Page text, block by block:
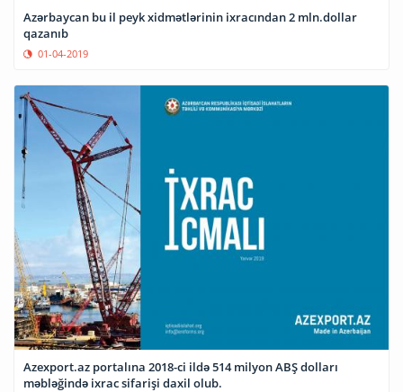
Azərbaycan bu il peyk xidmətlərinin ixracından 2 mln.dollar
qazanıb
01-04-2019
Azexport.az portalına 2018-ci ildə 514 milyon ABŞ dolları
məbləğində ixrac sifarişi daxil olub.